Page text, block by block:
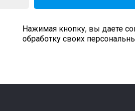
Нажимая кнопку, вы даете
обработку своих